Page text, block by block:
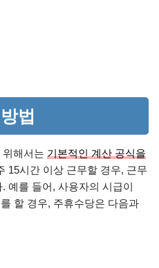
법
해서는 기본적인 계산 공식을
15시간 이상 근무할 경우, 근무
예를 들어, 사용자의 시급이
할 경우, 주휴수당은 다음과